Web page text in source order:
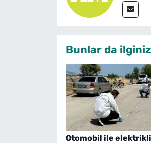
Bunlar da
Otomobil ile elektrikli